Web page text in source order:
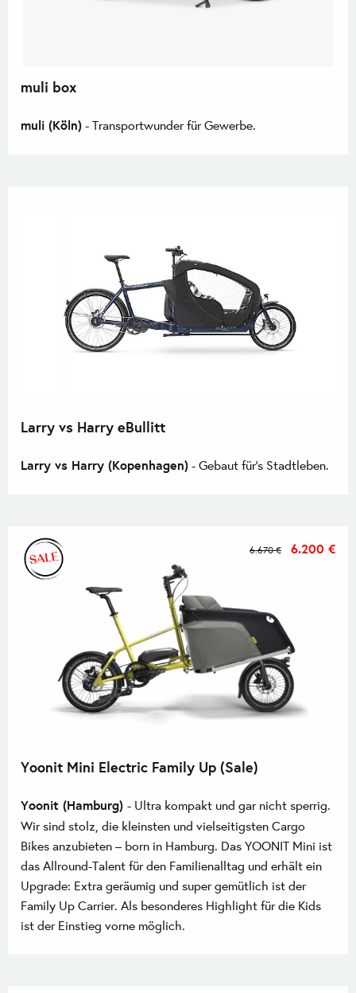
muli box
muli (Köln)- Transportwunder für Gewerbe.
Larry vs Harry eBullitt
Larry vs Harry (Kopenhagen)- Gebaut für's Stadtleben.
6.670 € 6.200 €
Yoonit Mini Electric Family Up (Sale)
Yoonit (Hamburg) - Ultra kompakt und gar nicht sperrig.
Wir sind stolz, die kleinsten und vielseitigsten Cargo
Bikes anzubieten – born in Hamburg. Das YOONIT Mini ist
das Allround-Talent für den Familienalltag und erhält ein
Upgrade: Extra geräumig und super gemütlich ist der
Family Up Carrier. Als besonderes Highlight für die Kids
ist der Einstieg vorne möglich.